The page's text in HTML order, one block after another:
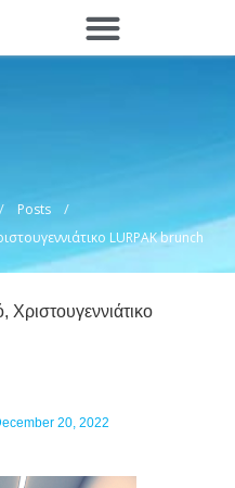
/ Posts /
LURPAK brunch
Χριστουγεννιάτικο
20, 2022